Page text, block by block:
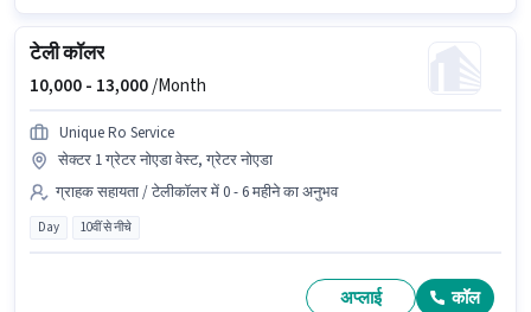
टेली कॉलर
10,000 - 13,000/Month
Unique Ro Service
सेक्टर 1 ग्रेटर नोएडा वेस्ट, ग्रेटर नोएडा
ग्राहक सहायता / टेलीकॉलर में 0 - 6 महीने का अनुभव
Day 10वीं से नीचे
अप्लाई कॉल